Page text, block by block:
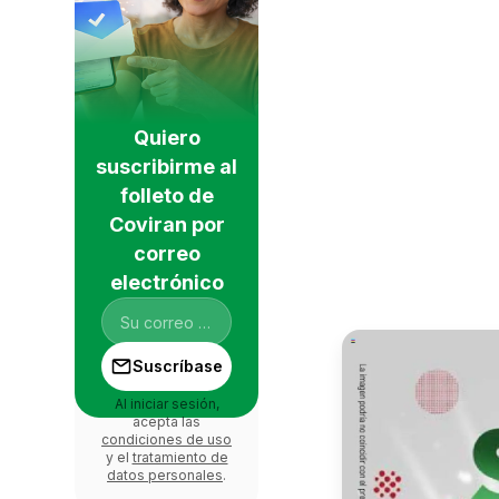
Quiero
suscribirme al
folleto de
Coviran por
correo
electrónico
Suscríbase
Al iniciar sesión,
acepta las
condiciones de uso
y el tratamiento de
datos personales.